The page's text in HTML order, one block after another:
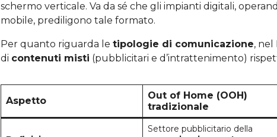
schermo verticale. Va da sé che gli impianti digitali,
mobile, prediligono tale formato.
Per quanto riguarda le tipologie di comunicazione, nel
di contenuti misti (pubblicitari e d’intrattenimento)
Aspetto
Out of Home (OOH)
tradizionale
Settore pubblicitario della